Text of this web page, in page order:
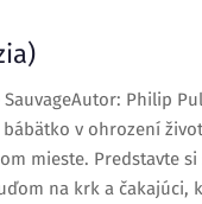
Philip
v ohrození
mieste. Predstavte
na krk a čakajúci,